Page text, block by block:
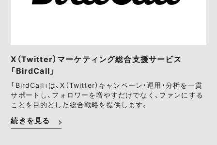
X（Twitter）マーケティング総合支援サービス
「BirdCall」
「BirdCall」は、X（Twitter）キャンペーン・運用・分析を一貫
サポートし、フォロワーを増やすだけでなく、ファンにする
ことを目的とした総合戦略を提供します。
続きを見る